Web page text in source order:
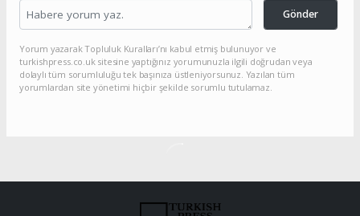
Gönder
Yorum yazarak Topluluk Kuralları’nı kabul etmiş bulunuyor ve
turkishpress.co.uk sitesine yaptığınız yorumunuzla ilgili doğrudan veya
dolaylı tüm sorumluluğu tek başınıza üstleniyorsunuz. Yazılan tüm
yorumlardan site yönetimi hiçbir şekilde sorumlu tutulamaz.